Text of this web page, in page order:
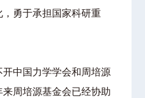
勇于承担国家科研重
中国力学学会和周培源
周培源基金会已经协助